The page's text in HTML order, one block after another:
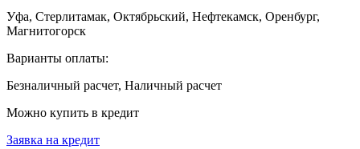
Уфа, Стерлитамак, Октябрьский, Нефтекамск, Оренбург,
Магнитогорск
Варианты оплаты:
Безналичный расчет, Наличный расчет
Можно купить в кредит
Заявка на кредит